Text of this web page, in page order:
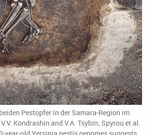
Pestopfer in der Samara-Region im
Kondrashin and V.A. Tsybin; Spyrou et al.